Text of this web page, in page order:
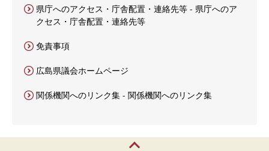
県庁へのアクセス・庁舎配置・連絡先等 - 県庁へのア
クセス・庁舎配置・連絡先等
免責事項
広島県議会ホームページ
関係機関へのリンク集 - 関係機関へのリンク集